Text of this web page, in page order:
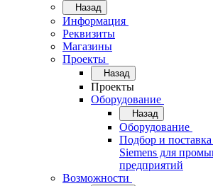
Назад
Информация
Реквизиты
Магазины
Проекты
Назад
Проекты
Оборудование
Назад
Оборудование
Подбор и
Siemens для
предприятий
Возможности